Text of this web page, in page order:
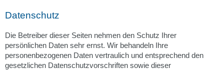
Datenschutz
Die Betreiber dieser Seiten nehmen den Schutz Ihrer
persönlichen Daten sehr ernst. Wir behandeln Ihre
personenbezogenen Daten vertraulich und entsprechend den
gesetzlichen Datenschutzvorschriften sowie dieser